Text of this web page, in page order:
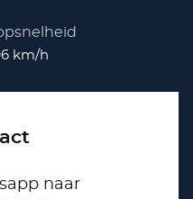
km/h
naar